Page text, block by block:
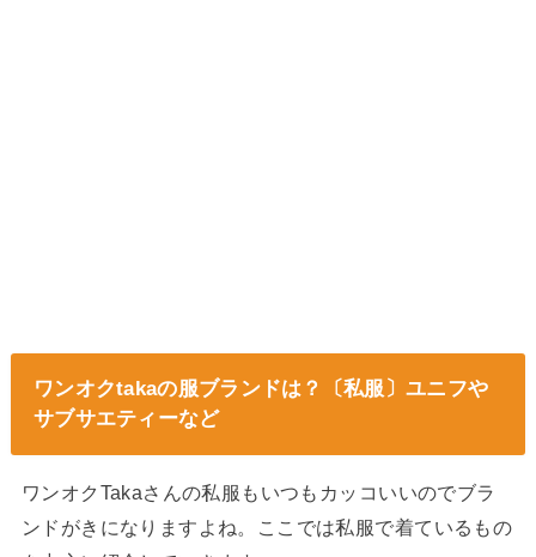
ワンオクtakaの服ブランドは？〔私服〕ユニフや
サブサエティーなど
ワンオクTakaさんの私服もいつもカッコいいのでブラ
ンドがきになりますよね。ここでは私服で着ているもの